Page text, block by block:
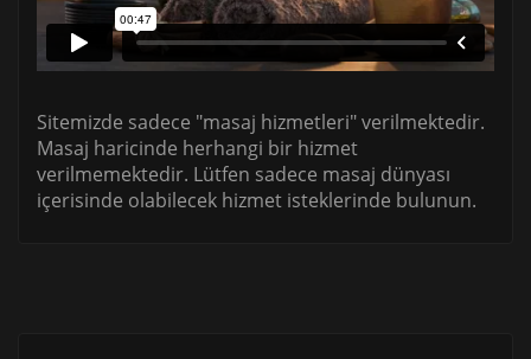
Sitemizde sadece "masaj hizmetleri" verilmektedir.
Masaj haricinde herhangi bir hizmet
verilmemektedir. Lütfen sadece masaj dünyası
içerisinde olabilecek hizmet isteklerinde bulunun.